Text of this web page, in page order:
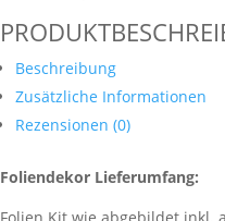
Beschreibung
Zusätzliche Informationen
Rezensionen (0)
Foliendekor Lieferumfang: